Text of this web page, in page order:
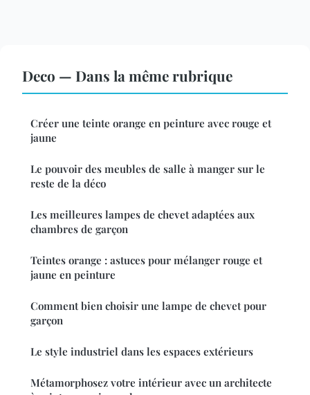
Deco — Dans la même rubrique
Créer une teinte orange en peinture avec rouge et
jaune
Le pouvoir des meubles de salle à manger sur le
reste de la déco
Les meilleures lampes de chevet adaptées aux
chambres de garçon
Teintes orange : astuces pour mélanger rouge et
jaune en peinture
Comment bien choisir une lampe de chevet pour
garçon
Le style industriel dans les espaces extérieurs
Métamorphosez votre intérieur avec un architecte